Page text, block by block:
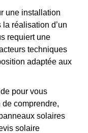
une installation
réalisation d’un
requiert une
techniques
adaptée aux
pour vous
comprendre,
solaires
solaire